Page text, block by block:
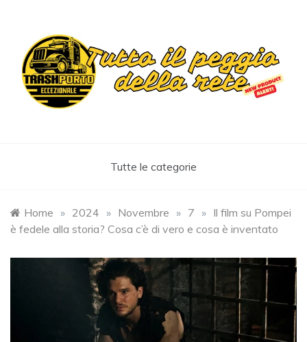
content
Tutte le categorie
Home » 2024 » Novembre » 7 » Il film su Pompei
è fedele alla storia? Cosa c’è di vero e cosa è inventato